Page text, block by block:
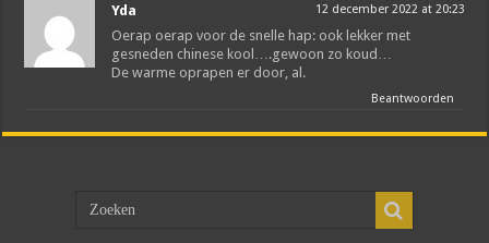
Yda 12 december 2022 at 20:23
Oerap oerap voor de snelle hap: ook lekker met
gesneden chinese kool….gewoon zo koud…
De warme oprapen er door, al.
Beantwoorden